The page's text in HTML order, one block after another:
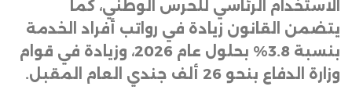
الاستخدام الرئاسي للحرس الوطني، كما
يتضمن القانون زيادة في رواتب أفراد الخدمة
بنسبة 3.8% بحلول عام 2026، وزيادة في قوام
وزارة الدفاع بنحو 26 ألف جندي العام المقبل
.